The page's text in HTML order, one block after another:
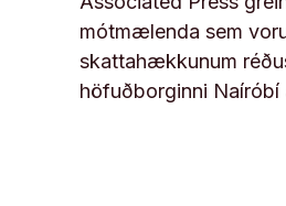
mótmælenda sem
skattahækkunum
höfuðborginni Naíróbí